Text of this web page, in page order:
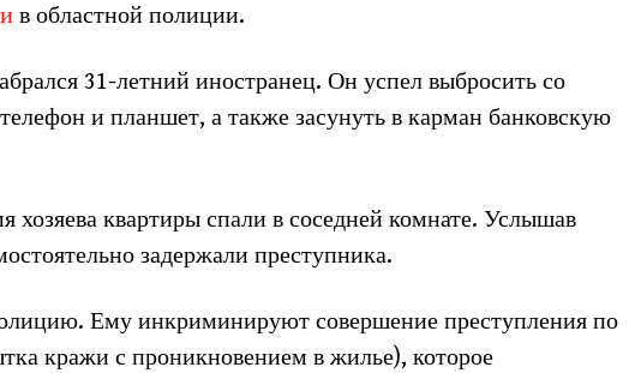
в областной полиции.
31-летний иностранец. Он успел выбросить со
и планшет, а также засунуть в карман банковскую
хозяева квартиры спали в соседней комнате. Услышав
задержали преступника.
Ему инкриминируют совершение преступления по
кражи с проникновением в жилье), которое